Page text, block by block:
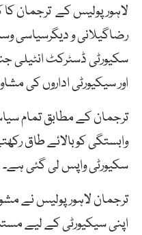
لاہور پولیس کے ترجمان
رضاگیلانی و
سکیورٹی ڈسٹرکٹ
اور سیکیورٹی اداروں کی
ترجمان کے مطابق تمام
وابستگی کوبالائے طاق
سکیورٹی واپس لی گئی ہے۔
ترجمان لاہور پولیس نے
اپنی سیکیورٹی کے لیے